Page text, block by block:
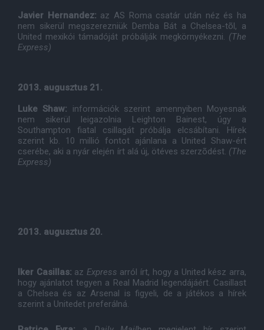
Javier Hernandez: az AS Roma csatár után néz és ha
nem sikerül megszerezniük Demba Bát a Chelsea-tõl, a
United mexikói támadóját próbálják megkörnyékezni. (The
Express)
2013. augusztus 21.
Luke Shaw: információk szerint amennyiben Moyesnak
nem sikerül leigazolnia Leighton Bainest, úgy a
Southampton fiatal csillagát próbálja elcsábítani. Hírek
szerint kb. 10 millió fontot ajánlana a United Shaw-ért
cserébe, aki a nyár elején írt alá új, ötéves szerzõdést. (The
Express)
2013. augusztus 20.
Iker Casillas: az Express arról írt, hogy a United kész arra,
hogy ajánlatot tegyen a Real Madrid legendájáért. Casillast
a Chelsea és az Arsenal is figyeli, de a játékos a hírek
szerint a Unitedet preferálná.